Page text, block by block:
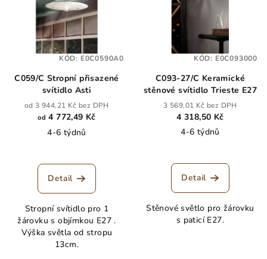
C059/C Stropní přisazené
svítidlo Asti
od 3 944,21 Kč bez DPH
od 4 772,49 Kč
4-6 týdnů
Detail
Stropní svítidlo pro 1
žárovku s objímkou E27 .
Výška světla od stropu
13cm.
KÓD: E0C0590A0
C093-27/C Keramické
stěnové svítidlo Trieste E27
3 569,01 Kč bez DPH
4 318,50 Kč
4-6 týdnů
Detail
Stěnové světlo pro žárovku
s paticí E27.
KÓD: E0C093000